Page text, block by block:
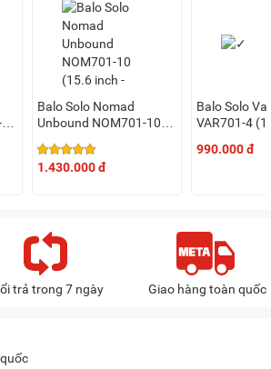
Balo Solo Nomad
Unbound NOM701-10
1.430.000 đ
Balo Solo
VAR701-4
990.000 đ
trả trong 7 ngày Giao hàng toàn quốc